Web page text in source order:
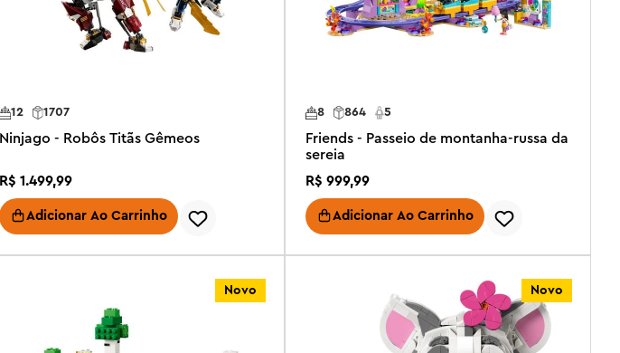
12 1707
Ninjago - Robôs Titãs Gêmeos
R$ 1.499,99
Adicionar Ao Carrinho
5
8 864
Friends - Passeio de montanha-russa da
sereia
R$ 999,99
Adicionar Ao Carrinho
Novo Novo